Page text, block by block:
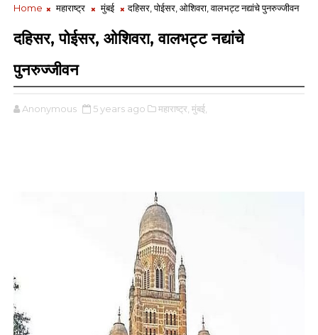
Home महाराष्ट्र मुंबई दहिसर, पोईसर, ओशिवरा, वालभट्ट नद्यांचे पुनरुज्जीवन
दहिसर, पोईसर, ओशिवरा, वालभट्ट नद्यांचे
पुनरुज्जीवन
Anonymous 5 years ago महाराष्ट्र, मुंबई,